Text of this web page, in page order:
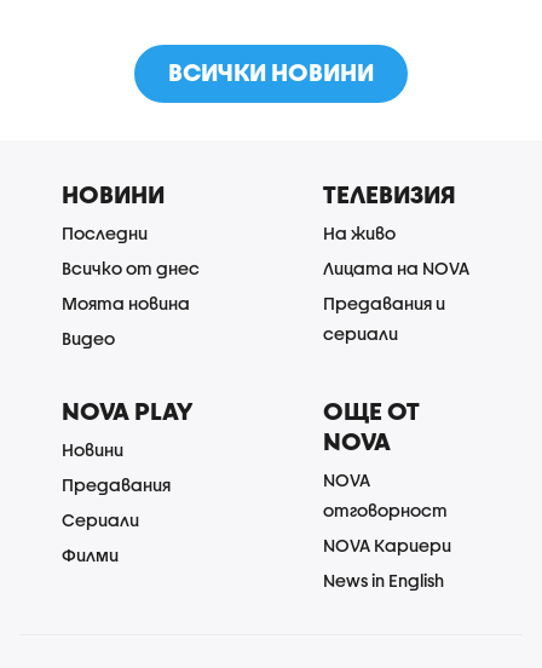
ВСИЧКИ НОВИНИ
НОВИНИ
Последни
Всичко от днес
Моята новина
Видео
ТЕЛЕВИЗИЯ
На живо
Лицата на NOVA
Предавания и
сериали
NOVA PLAY
Новини
Предавания
Сериали
Филми
ОЩЕ ОТ
NOVA
NOVA
отговорност
NOVA Кариери
News in English